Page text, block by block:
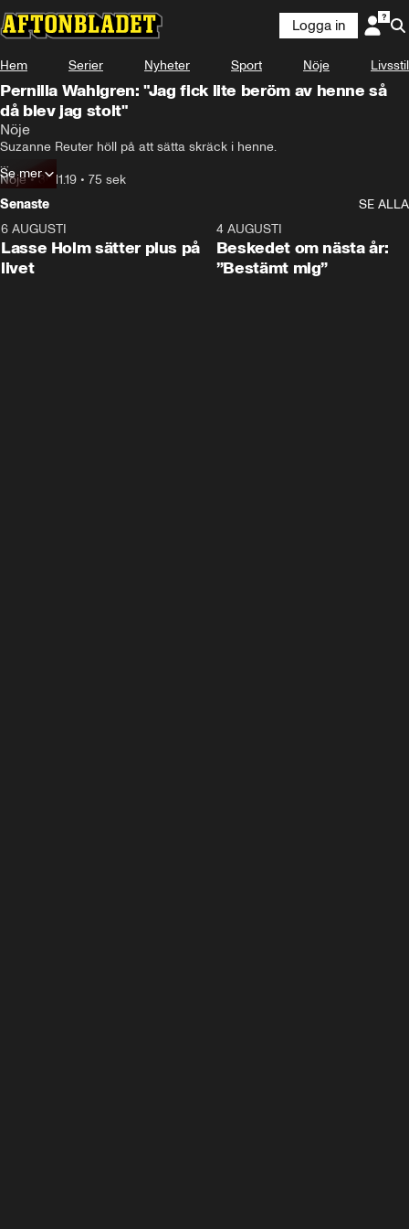
Logga in
Hem Serier Nyheter Sport Nöje Livsstil
Pernilla Wahlgren: "Jag fick lite beröm av henne så
då blev jag stolt"
Nöje
Suzanne Reuter höll på att sätta skräck i henne.
Trots att Pernilla Wahlgren stått på Sveriges största scener blev hon
nervös över att möta humorlegendaren.
– Jag som är 50 plus kände mig som lilla flickan, säger hon om
scenerna de spelade in tillsammans.
Nöje•30.11.19 • 75 sek
Se mer
Senaste
SE ALLA
6 AUGUSTI
Lasse Holm sätter plus på
livet
4 AUGUSTI
Beskedet om nästa år:
”Bestämt mig”